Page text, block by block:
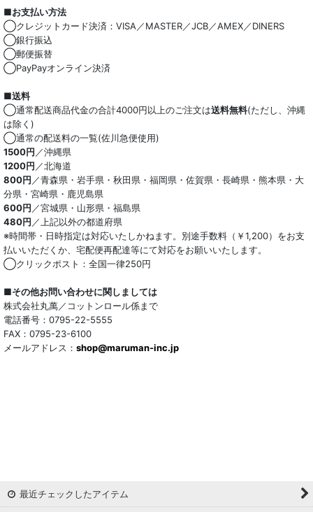
■お支払い方法
◯クレジットカード決済：VISA／MASTER／JCB／AMEX／DINERS
◯銀行振込
◯郵便振替
◯PayPayオンライン決済
■送料
◯通常配送商品代金の合計4000円以上のご注文は送料無料(ただし、沖縄
は除く)
◯通常の配送料の一覧(佐川急便使用)
1500円 ／沖縄県
1200円 ／北海道
800円 ／青森県・岩手県・秋田県・福岡県・佐賀県・長崎県・熊本県・大
分県・宮崎県・鹿児島県
600円 ／宮城県・山形県・福島県
480円 ／上記以外の都道府県
※時間帯・日時指定は対応いたしかねます。別途手数料（￥1,200）をお支
払いいただくか、宅配便再配達等にて対応をお願いいたします。
◯クリックポスト：全国一律250円
■その他お問い合わせに関しましては
株式会社丸萬／コットンロール係まで
電話番号：0795-22-5555
FAX：0795-23-6100
メールアドレス： shop@maruman-inc.jp
最近チェックしたアイテム